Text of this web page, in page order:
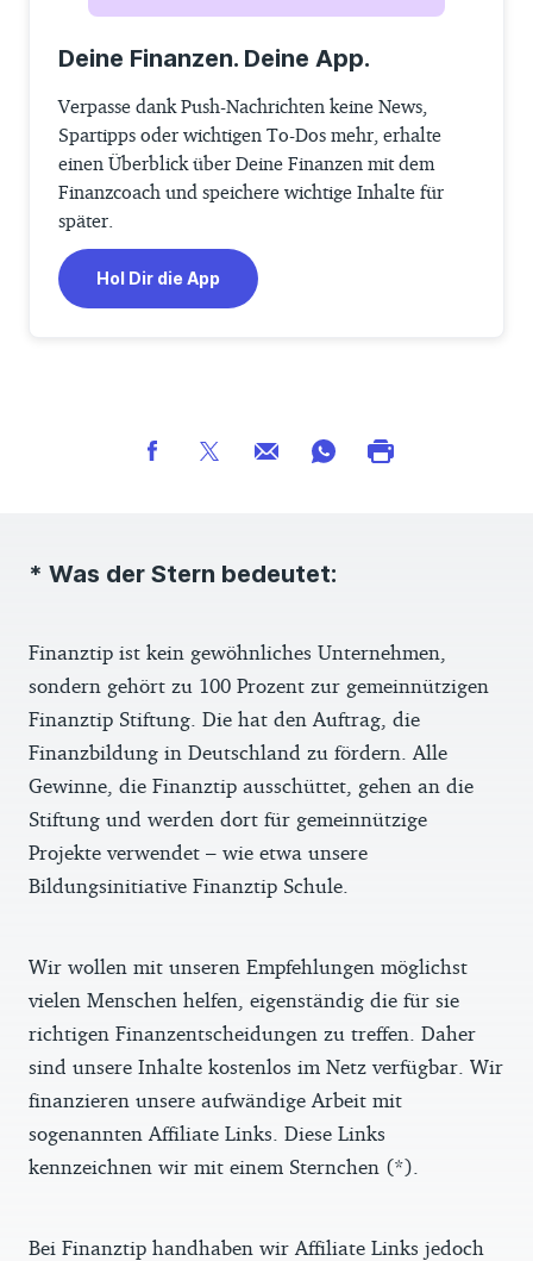
Deine Finanzen. Deine App.
Verpasse dank Push-Nachrichten keine News,
Spartipps oder wichtigen To-Dos mehr, erhalte
einen Überblick über Deine Finanzen mit dem
Finanzcoach und speichere wichtige Inhalte für
später.
Hol Dir die App
* Was der Stern bedeutet:
Finanztip ist kein gewöhnliches Unternehmen,
sondern gehört zu 100 Prozent zur gemeinnützigen
Finanztip Stiftung. Die hat den Auftrag, die
Finanzbildung in Deutschland zu fördern. Alle
Gewinne, die Finanztip ausschüttet, gehen an die
Stiftung und werden dort für gemeinnützige
Projekte verwendet – wie etwa unsere
Bildungsinitiative Finanztip Schule.
Wir wollen mit unseren Empfehlungen möglichst
vielen Menschen helfen, eigenständig die für sie
richtigen Finanzentscheidungen zu treffen. Daher
sind unsere Inhalte kostenlos im Netz verfügbar. Wir
finanzieren unsere aufwändige Arbeit mit
sogenannten Affiliate Links. Diese Links
kennzeichnen wir mit einem Sternchen (*).
Bei Finanztip handhaben wir Affiliate Links jedoch